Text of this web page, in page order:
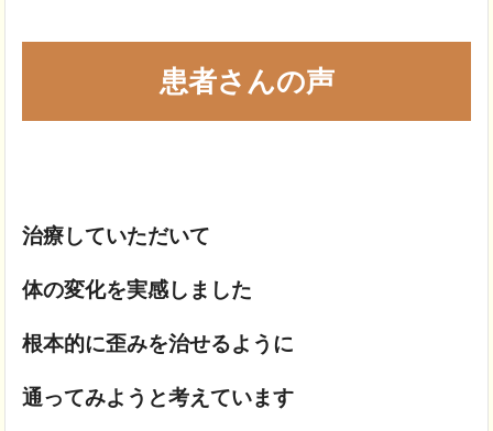
患者さんの声
治療していただいて
体の変化を実感しました
根本的に歪みを治せるように
通ってみようと考えています